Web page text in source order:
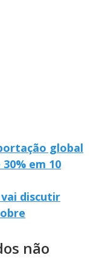
global
em 10
discutir
não